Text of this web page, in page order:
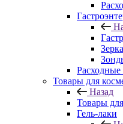
Расходные
Товары для
Назад
Товары
Гель-лаки